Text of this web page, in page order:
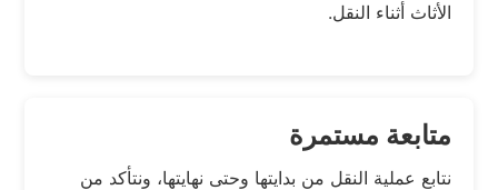
الأثاث أثناء النقل.
متابعة مستمرة
نتابع عملية النقل من بدايتها وحتى نهايتها، ونتأكد من